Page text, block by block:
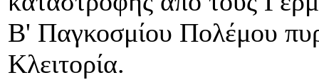
Β' Παγκοσμίου Πολέμου
Κλειτορία.